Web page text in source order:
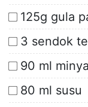
125g gula
3 sendok
90 ml
80 ml susu